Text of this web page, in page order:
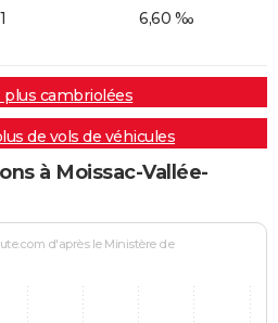
1 6,60 ‰
plus cambriolées
de vols de véhicules
à Moissac-Vallée-
d'après le Ministère de